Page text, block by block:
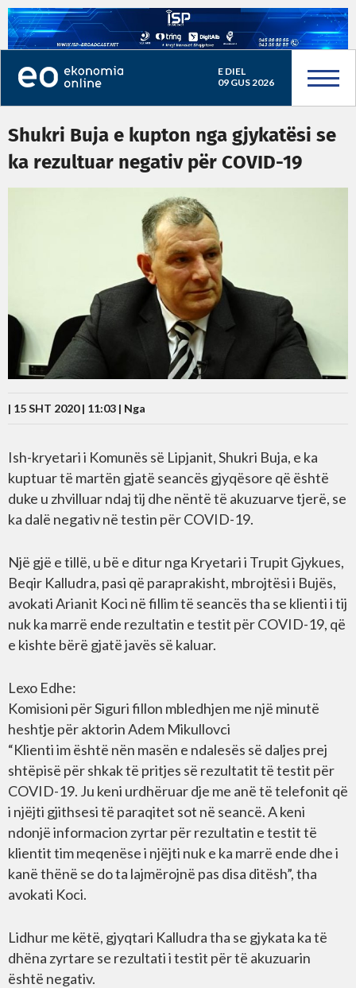
E DIEL
09 GUS 2026
Shukri Buja e kupton nga gjykatësi se
ka rezultuar negativ për COVID-19
| 15 SHT 2020 | 11:03 | Nga
Ish-kryetari i Komunës së Lipjanit, Shukri Buja, e ka
kuptuar të martën gjatë seancës gjyqësore që është
duke u zhvilluar ndaj tij dhe nëntë të akuzuarve tjerë, se
ka dalë negativ në testin për COVID-19.
Një gjë e tillë, u bë e ditur nga Kryetari i Trupit Gjykues,
Beqir Kalludra, pasi që paraprakisht, mbrojtësi i Bujës,
avokati Arianit Koci në fillim të seancës tha se klienti i tij
nuk ka marrë ende rezultatin e testit për COVID-19, që
e kishte bërë gjatë javës së kaluar.
Lexo Edhe:
Komisioni për Siguri fillon mbledhjen me një minutë
heshtje për aktorin Adem Mikullovci
“Klienti im është nën masën e ndalesës së daljes prej
shtëpisë për shkak të pritjes së rezultatit të testit për
COVID-19. Ju keni urdhëruar dje me anë të telefonit që
i njëjti gjithsesi të paraqitet sot në seancë. A keni
ndonjë informacion zyrtar për rezultatin e testit të
klientit tim meqenëse i njëjti nuk e ka marrë ende dhe i
kanë thënë se do ta lajmërojnë pas disa ditësh”, tha
avokati Koci.
Lidhur me këtë, gjyqtari Kalludra tha se gjykata ka të
dhëna zyrtare se rezultati i testit për të akuzuarin
është negativ.